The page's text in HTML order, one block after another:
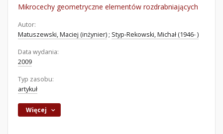
Mikrocechy geometryczne elementów rozdrabniających
Autor:
Matuszewski, Maciej (inżynier) ; Styp-Rekowski, Michał (1946- )
Data wydania:
2009
Typ zasobu:
artykuł
Więcej